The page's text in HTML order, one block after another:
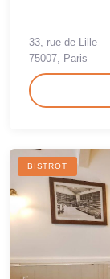
33, rue de Lille
75007, Paris
BISTROT